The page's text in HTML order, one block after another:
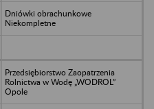
Dniówki obrachunkowe
Niekompletne
Przedsiębiorstwo Zaopatrzenia
Rolnictwa w Wodę „WODROL”
Opole